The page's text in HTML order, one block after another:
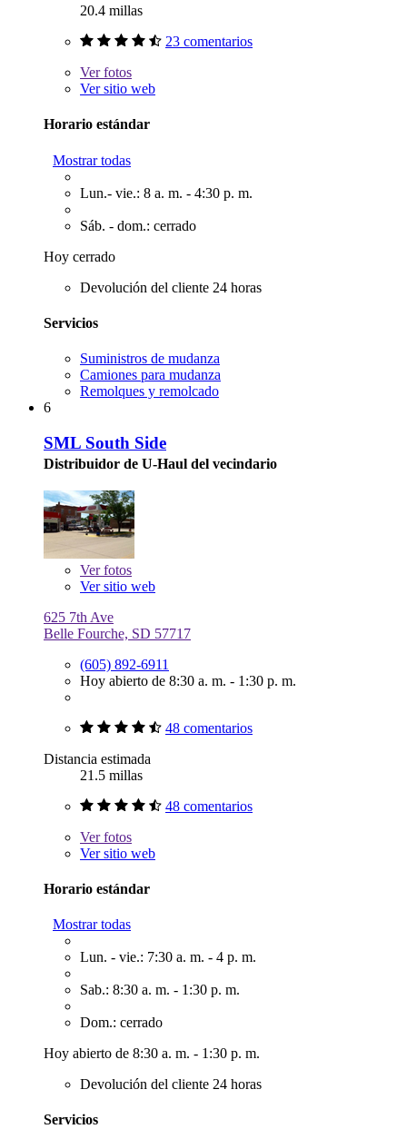
20.4 millas
23 comentarios
Verfotos
Ver sitio web
Horario estándar
Mostrar todas
Lun.- vie.: 8 a. m. - 4:30 p. m.
Sáb. - dom.: cerrado
Hoy cerrado
Devolución del cliente 24 horas
Servicios
Suministros de mudanza
Camiones para mudanza
Remolques y remolcado
6
SML South Side
Distribuidor de U-Haul del vecindario
Verfotos
Ver sitio web
625 7th Ave
Belle Fourche, SD 57717
(605) 892-6911
Hoy abierto de 8:30 a. m. - 1:30 p. m.
48 comentarios
Distancia estimada
21.5 millas
48 comentarios
Verfotos
Ver sitio web
Horario estándar
Mostrar todas
Lun. - vie.: 7:30 a. m. - 4 p. m.
Sab.: 8:30 a. m. - 1:30 p. m.
Dom.: cerrado
Hoy abierto de 8:30 a. m. - 1:30 p. m.
Devolución del cliente 24 horas
Servicios